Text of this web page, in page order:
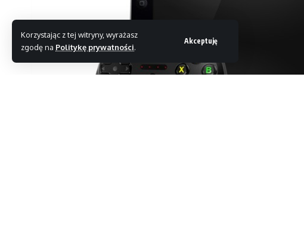
Korzystając z tej witryny, wyrażasz
zgodę na Politykę prywatności.
Akceptuję